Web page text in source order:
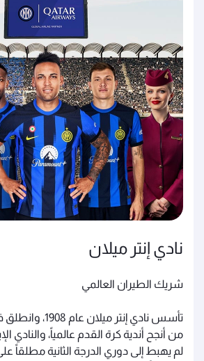
نادي إنتر ميلان
شريك الطيران العالمي
تأسس نادي إنتر
من أنجح أندية كرة القدم عالمياً، والنادي
لم يهبط إلى دوري الدرجة الثانية مطلقاً